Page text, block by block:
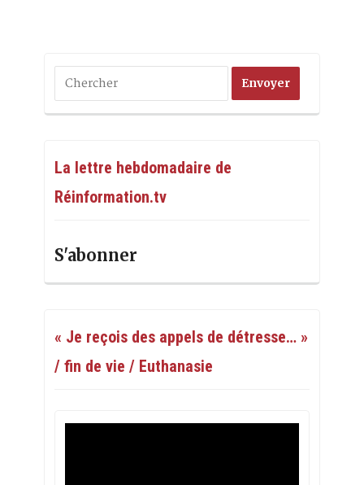
La lettre hebdomadaire de
Réinformation.tv
S'abonner
« Je reçois des appels de détresse… »
/ fin de vie / Euthanasie